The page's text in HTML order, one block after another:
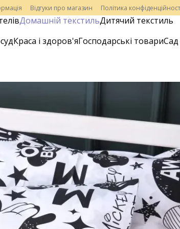
Відгуки про магазин Політика
Домашній текстильДитячий текстиль
Краса і здоров'яГосподарські товариСад